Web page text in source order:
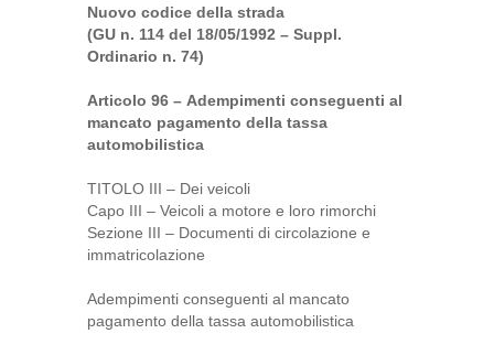
Nuovo codice della strada
(GU n. 114 del 18/05/1992 – Suppl.
Ordinario n. 74)
Articolo 96 – Adempimenti conseguenti al
mancato pagamento della tassa
automobilistica
TITOLO III – Dei veicoli
Capo III – Veicoli a motore e loro rimorchi
Sezione III – Documenti di circolazione e
immatricolazione
Adempimenti conseguenti al mancato
pagamento della tassa automobilistica